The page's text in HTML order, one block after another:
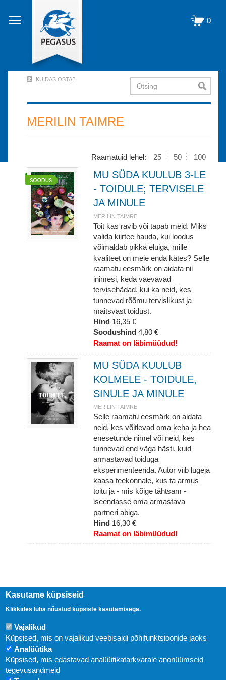
edasi
põhisisu
0
Account
Menu
KUIDAS OSTA? Otsing
MERILIN TAIMRE
Raamatuid lehel: 25 50 100
MU SÜDA KUULUB 3-LE
- TOIDULE; TERVISELE
JA MINULE
MERILIN TAIMRE
Toit kas ravib või tapab meid. Miks
valida kiirtee hauda, kui loodus
võimaldab pikka eluiga, mille
kvaliteet on meie enda kätes? Selle
raamatu eesmärk on aidata nii
inimesi, keda vaevavad
tervisehädad, kui ka neid, kes
tunnevad rõõmu tervislikust ja
maitsvast toidust.
Hind 16,35 €
Soodushind 4,80 €
Raamat on läbimüüdud!
MU SÜDA KUULUB
KOLMELE - TOIDULE,
SINULE JA MINULE
MERILIN TAIMRE
Selle raamatu eesmärk on aidata
neid, kes võitlevad oma keha ja hea
enesetunde nimel või neid, kes
tunnevad end väga hästi, kuid
armastavad toiduga
eksperimenteerida. Autor viib lugeja
kaasa teekonnale, kus ta armus
toitu ja - mis kõige tähtsam -
iseendasse oma armastava
partneri abiga.
Hind 16,30 €
Raamat on läbimüüdud!
Uudised
Kasutame küpsiseid
Klikkides luba nõustud küpsiste kasutamisega.
Vajalikud
Küpsised, mis on vajalikud veebisaidi põhifunktsioonide jaoks
Analüütika
Küpsised, mis edastavad analüütikatarkvarale anonüümseid
tegevusandmeid